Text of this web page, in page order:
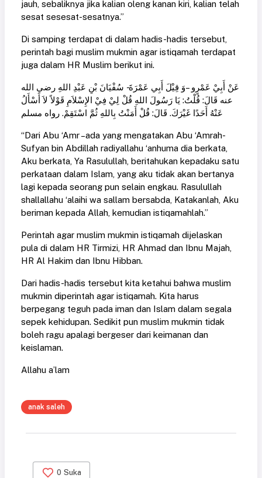
jauh, sebaliknya jika kalian oleng kanan kiri, kalian telah
sesat sesesat-sesatnya.”
Di samping terdapat di dalam hadis-hadis tersebut,
perintah bagi muslim mukmin agar istiqamah terdapat
juga dalam HR Muslim berikut ini.
عَنْ أَبِيْ عَمْرٍو –وَ قِيْلَ أَبِي عَمْرَةَ- سُفْيَانَ بْنِ عَبْدِ اللهِ رضي الله
عنه قَالَ: قُلْتُ: يَا رَسُولَ اللهِ قُلْ لِيْ فِيْ الإِسْلاَمِ قَوْلاً لاَ أَسْأَلُ
“Dari Abu ‘Amr –ada yang mengatakan Abu ‘Amrah-
Sufyan bin Abdillah radiyallahu ‘anhuma dia berkata,
Aku berkata, Ya Rasulullah, beritahukan kepadaku satu
perkataan dalam Islam, yang aku tidak akan bertanya
lagi kepada seorang pun selain engkau. Rasulullah
shallallahu ‘alaihi wa sallam bersabda, Katakanlah, Aku
beriman kepada Allah, kemudian istiqamahlah.”
Perintah agar muslim mukmin istiqamah dijelaskan
pula di dalam HR Tirmizi, HR Ahmad dan Ibnu Majah,
HR Al Hakim dan Ibnu Hibban.
Dari hadis-hadis tersebut kita ketahui bahwa muslim
mukmin diperintah agar istiqamah. Kita harus
berpegang teguh pada iman dan Islam dalam segala
sepek kehidupan. Sedikit pun muslim mukmin tidak
boleh ragu apalagi bergeser dari keimanan dan
keislaman.
Allahu a’lam
anak saleh
0 Suka